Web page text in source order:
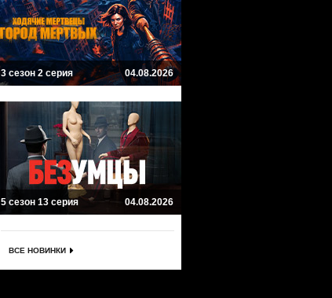
3 сезон 2 серия 04.08.2026
5 сезон 13 серия 04.08.2026
ВСЕ НОВИНКИ